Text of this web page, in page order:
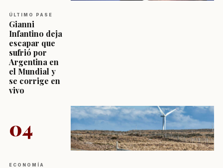
ÚLTIMO PASE
Gianni
Infantino deja
escapar que
sufrió por
Argentina en
el Mundial y
se corrige en
vivo
04
ECONOMÍA